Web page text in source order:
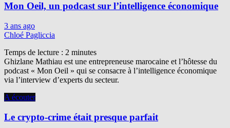
Mon Oeil, un podcast sur l’intelligence économique
3 ans ago
Chloé Pagliccia
Temps de lecture : 2 minutes
Ghizlane Mathiau est une entrepreneuse marocaine et l’hôtesse du
podcast « Mon Oeil » qui se consacre à l’intelligence économique
via l’interview d’experts du secteur.
A écouter
Le crypto-crime était presque parfait